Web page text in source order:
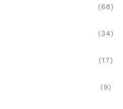
(68)
(34)
(17)
(9)